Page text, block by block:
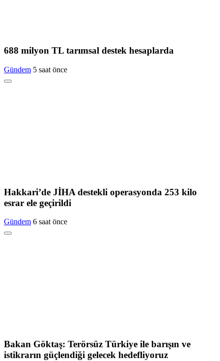
688 milyon TL tarımsal destek hesaplarda
Gündem 5 saat önce
Hakkari’de JİHA destekli operasyonda 253 kilo
esrar ele geçirildi
Gündem 6 saat önce
Bakan Göktaş: Terörsüz Türkiye ile barışın ve
istikrarın güçlendiği gelecek hedefliyoruz